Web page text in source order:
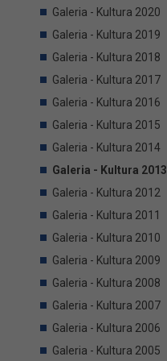
Galeria - Kultura 2020
Galeria - Kultura 2019
Galeria - Kultura 2018
Galeria - Kultura 2017
Galeria - Kultura 2016
Galeria - Kultura 2015
Galeria - Kultura 2014
Galeria - Kultura 2013
Galeria - Kultura 2012
Galeria - Kultura 2011
Galeria - Kultura 2010
Galeria - Kultura 2009
Galeria - Kultura 2008
Galeria - Kultura 2007
Galeria - Kultura 2006
Galeria - Kultura 2005